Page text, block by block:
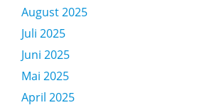
August 2025
Juli 2025
Juni 2025
Mai 2025
April 2025